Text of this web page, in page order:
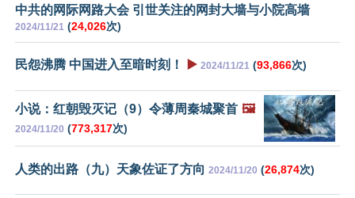
中共的网际网路大会 引世关注的网封大墙与小院高墙
2024/11/21 (24,026次)
民怨沸腾 中国进入至暗时刻！ ▶️ 2024/11/21 (93,866次)
小说：红朝毁灭记（9）令薄周秦城聚首 🖼️
2024/11/20 (773,317次)
人类的出路（九）天象佐证了方向 2024/11/20 (26,874次)